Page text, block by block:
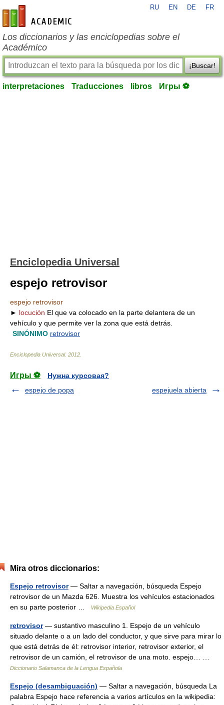
es-academic.com
RU EN DE FR
Los diccionarios y las enciclopedias sobre el
Académico
¡Buscar!
interpretaciones Traducciones libros Игры ⚽
Enciclopedia Universal
espejo retrovisor
espejo retrovisor
► locución El que va colocado en la parte delantera de un
vehículo y que permite ver la zona que está detrás.
SINÓNIMO retrovisor
Enciclopedia Universal. 2012
Игры ⚽
Нужна курсовая?
espejo de popa
espejuela abierta
Mira otros diccionarios:
Espejo retrovisor— Saltar a navegación, búsqueda Espejo
retrovisor de un Mazda 626. Muestra los vehículos estacionados
en su parte posterior …
Wikipedia Español
retrovisor— sustantivo masculino 1. Espejo de un vehículo
situado delante o a un lado del conductor, y que sirve para mirar lo
que está detrás de él: retrovisor interior, retrovisor exterior, el
retrovisor de un camión, el retrovisor de una moto. espejo… …
Diccionario Salamanca de la Lengua Española
Espejo (desambiguación) — Saltar a navegación, búsqueda La
palabra Espejo hace referencia a varios artículos en la wikipedia: